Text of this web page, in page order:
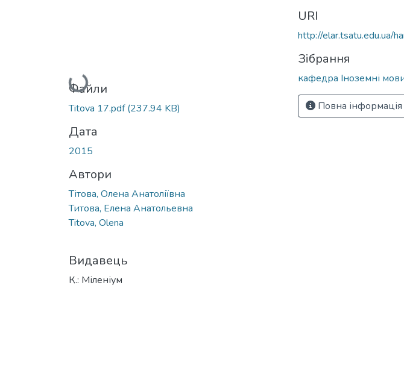
Вантажиться...
Файли
Titova 17.pdf(237.94 KB)
Дата
2015
Автори
Тітова, Олена Анатоліївна
Титова, Елена Анатольевна
Titova, Olena
Видавець
К.: Міленіум
URI
http://elar.tsatu.edu.ua/
Зібрання
кафедра Іноземні
Повна